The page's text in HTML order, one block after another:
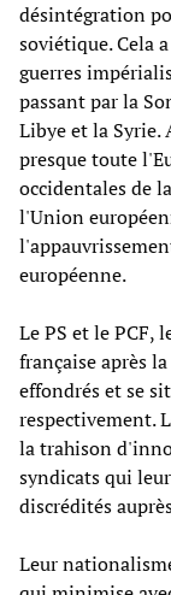
désintégration
soviétique. Cela
guerres
passant par la
Libye et la Syrie.
presque toute
occidentales de
l'Union
européenne.
Le PS et le PCF,
française après
effondrés et se
respectivement.
la trahison
syndicats qui
discrédités
Leur